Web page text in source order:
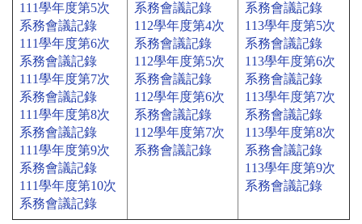
111學年度第5次
系務會議記錄
111學年度第6次
系務會議記錄
111學年度第7次
系務會議記錄
111學年度第8次
系務會議記錄
111學年度第9次
系務會議記錄
111學年度第10次
系務會議記錄
系務會議記錄
112學年度第4次
系務會議記錄
112學年度第5次
系務會議記錄
112學年度第6次
系務會議記錄
112學年度第7次
系務會議記錄
系務會議記錄
113學年度第5次
系務會議記錄
113學年度第6次
系務會議記錄
113學年度第7次
系務會議記錄
113學年度第8次
系務會議記錄
113學年度第9次
系務會議記錄